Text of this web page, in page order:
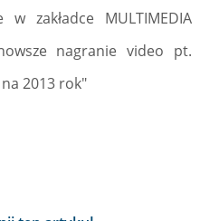
zakładce MULTIMEDIA
nagranie video pt.
2013 rok"